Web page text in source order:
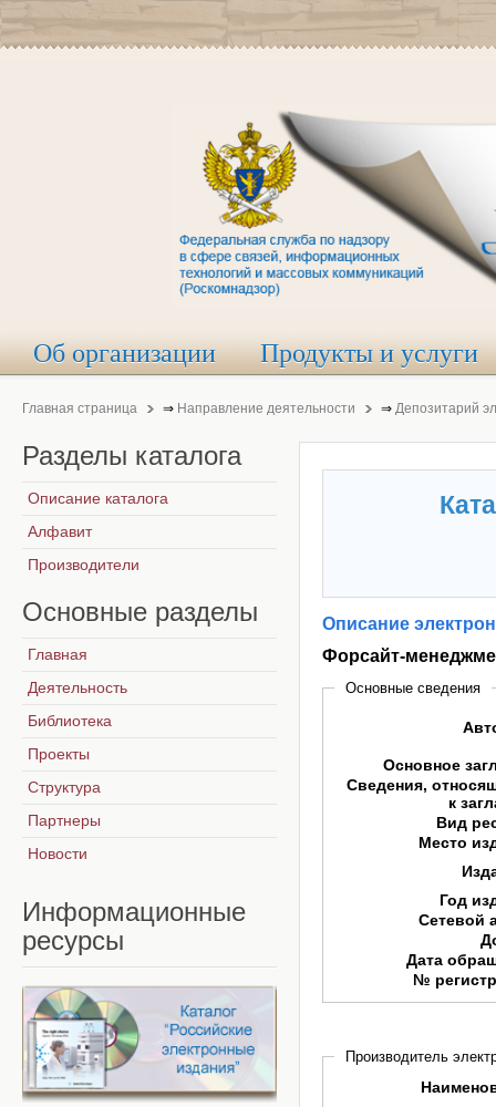
Об организации Продукты и услуги
Главная страница ⇒ Направление деятельности ⇒ Депозитарий
Описание
Форсайт-
Основные сведения
Основное
Сведения,
к
Вид
Место
Год
Сетевой
Дата
№
Производитель
Разделы каталога
Описание каталога
Алфавит
Производители
Основные разделы
Главная
Деятельность
Библиотека
Проекты
Структура
Партнеры
Новости
Информационные
ресурсы